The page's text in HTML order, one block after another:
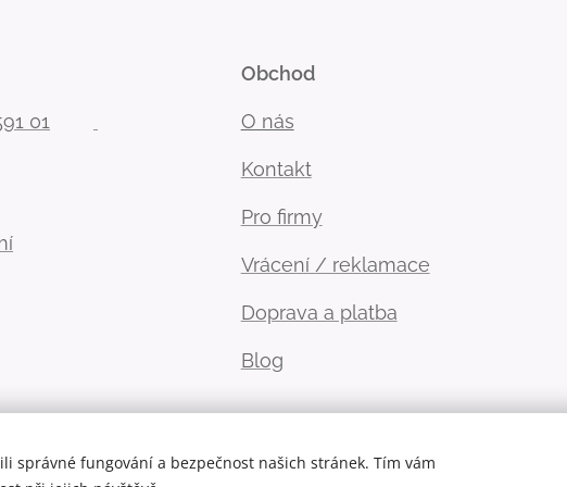
01
Obchod
O nás
Kontakt
Pro firmy
Vrácení / reklamace
Doprava a platba
Blog
správné fungování a bezpečnost našich stránek. Tím vám